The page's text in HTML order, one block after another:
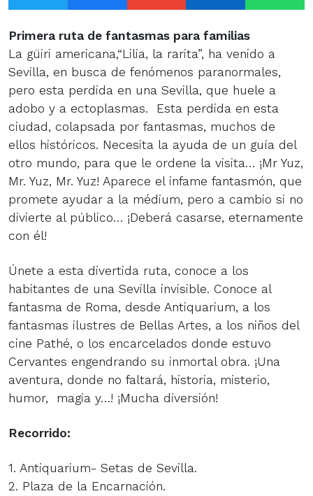
Primera ruta de fantasmas para familias
La güiri americana,“Lilia, la rarita”, ha venido a
Sevilla, en busca de fenómenos paranormales,
pero esta perdida en una Sevilla, que huele a
adobo y a ectoplasmas. Esta perdida en esta
ciudad, colapsada por fantasmas, muchos de
ellos históricos. Necesita la ayuda de un guía del
otro mundo, para que le ordene la visita… ¡Mr Yuz,
Mr. Yuz, Mr. Yuz! Aparece el infame fantasmón, que
promete ayudar a la médium, pero a cambio si no
divierte al público… ¡Deberá casarse, eternamente
con él!
Únete a esta divertida ruta, conoce a los
habitantes de una Sevilla invisible. Conoce al
fantasma de Roma, desde Antiquarium, a los
fantasmas ilustres de Bellas Artes, a los niños del
cine Pathé, o los encarcelados donde estuvo
Cervantes engendrando su inmortal obra. ¡Una
aventura, donde no faltará, historia, misterio,
humor, magia y…! ¡Mucha diversión!
Recorrido:
1. Antiquarium- Setas de Sevilla.
2. Plaza de la Encarnación.